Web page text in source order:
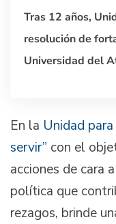
Tras 12 años,
resolución de
Universidad del
En la Unidad
servir” con el
acciones de cara
política que
rezagos, brinde